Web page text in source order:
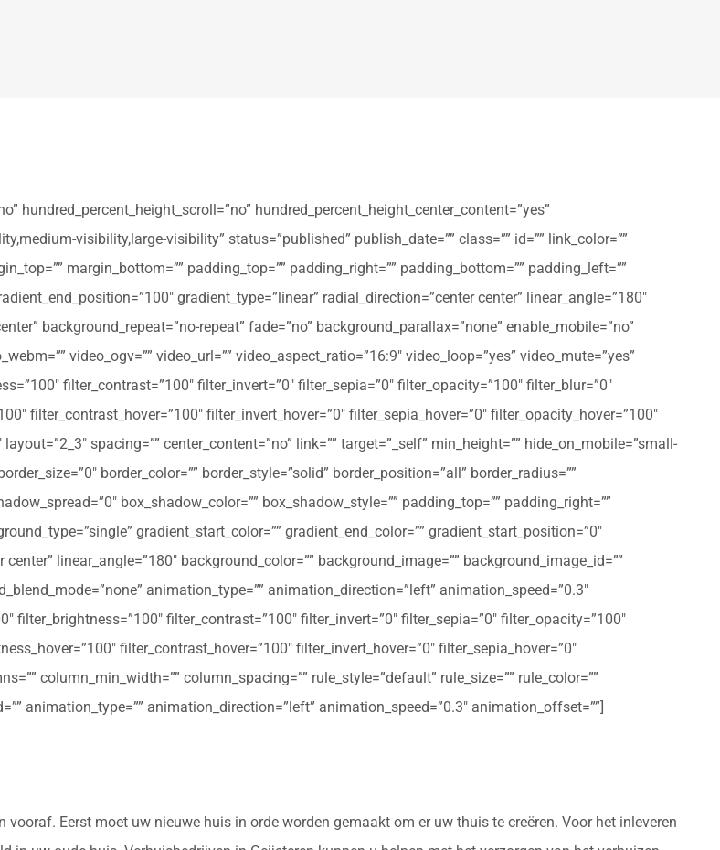
hundred_percent_height_scroll=”no” hundred_percent_height_center_content=”yes”
visibility,large-visibility” status=”published” publish_date=”” class=”” id=”” link_color=””
margin_bottom=”” padding_top=”” padding_right=”” padding_bottom=”” padding_left=””
gradient_type=”linear” radial_direction=”center center” linear_angle=”180″
background_repeat=”no-repeat” fade=”no” background_parallax=”none” enable_mobile=”no”
video_ogv=”” video_url=”” video_aspect_ratio=”16:9″ video_loop=”yes” video_mute=”yes”
filter_contrast=”100″ filter_invert=”0″ filter_sepia=”0″ filter_opacity=”100″ filter_blur=”0″
filter_contrast_hover=”100″ filter_invert_hover=”0″ filter_sepia_hover=”0″ filter_opacity_hover=”100″
spacing=”” center_content=”no” link=”” target=”_self” min_height=”” hide_on_mobile=”small-
border_color=”” border_style=”solid” border_position=”all” border_radius=””
box_shadow_color=”” box_shadow_style=”” padding_top=”” padding_right=””
gradient_start_color=”” gradient_end_color=”” gradient_start_position=”0″
linear_angle=”180″ background_color=”” background_image=”” background_image_id=””
animation_type=”” animation_direction=”left” animation_speed=”0.3″
filter_brightness=”100″ filter_contrast=”100″ filter_invert=”0″ filter_sepia=”0″ filter_opacity=”100″
filter_contrast_hover=”100″ filter_invert_hover=”0″ filter_sepia_hover=”0″
column_min_width=”” column_spacing=”” rule_style=”default” rule_size=”” rule_color=””
animation_type=”” animation_direction=”left” animation_speed=”0.3″ animation_offset=””]
Eerst moet uw nieuwe huis in orde worden gemaakt om er uw thuis te creëren. Voor het inleveren